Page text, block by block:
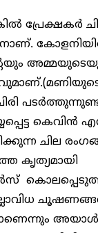
പ്രേക്ഷകർ
കെവിൻ
ചില
കൃത്യമായി
അയാൾ